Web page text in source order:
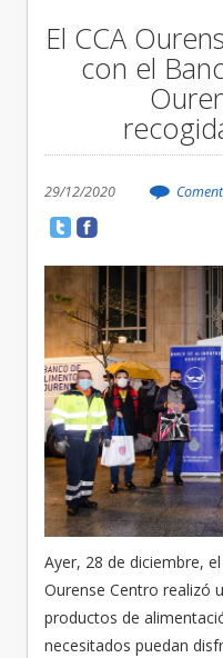
El CCA
con el
29/12/2020
Ayer, 28 de diciembre,
Ourense Centro realizó
productos de
necesitados puedan